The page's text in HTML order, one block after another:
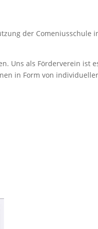
der Comeniusschule
Uns als Förderverein ist
in Form von